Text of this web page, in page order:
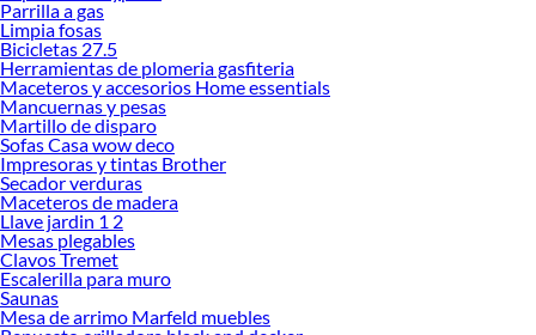
renovación de espacios. ¡Visítanos y descubre todo lo que tenemos para
ofrecerte!
Encuentra una amplia variedad de productos de Decoración Infantil en
Sodimac. Encuentra todo lo necesario para tus proyectos de renovación y
decoración. ¡Visítanos y haz tus ideas realidad!
Parrilla a gas
Limpia fosas
Bicicletas 27.5
Herramientas de plomeria gasfiteria
Maceteros y accesorios Home essentials
Mancuernas y pesas
Martillo de disparo
Sofas Casa wow deco
Impresoras y tintas Brother
Secador verduras
Maceteros de madera
Llave jardin 1 2
Mesas plegables
Clavos Tremet
Escalerilla para muro
Saunas
Mesa de arrimo Marfeld muebles